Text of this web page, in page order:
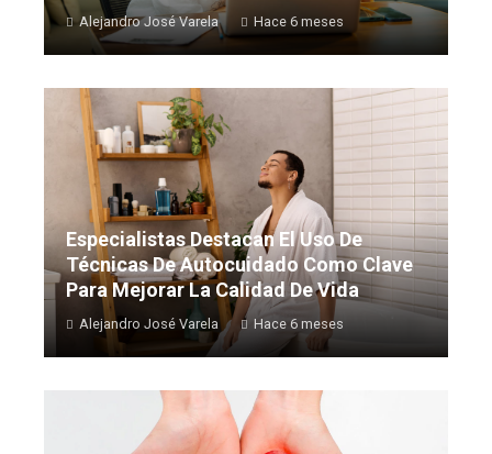
Alejandro José Varela Hace 6 meses
Especialistas Destacan El Uso De
Técnicas De Autocuidado Como Clave
Para Mejorar La Calidad De Vida
Alejandro José Varela Hace 6 meses